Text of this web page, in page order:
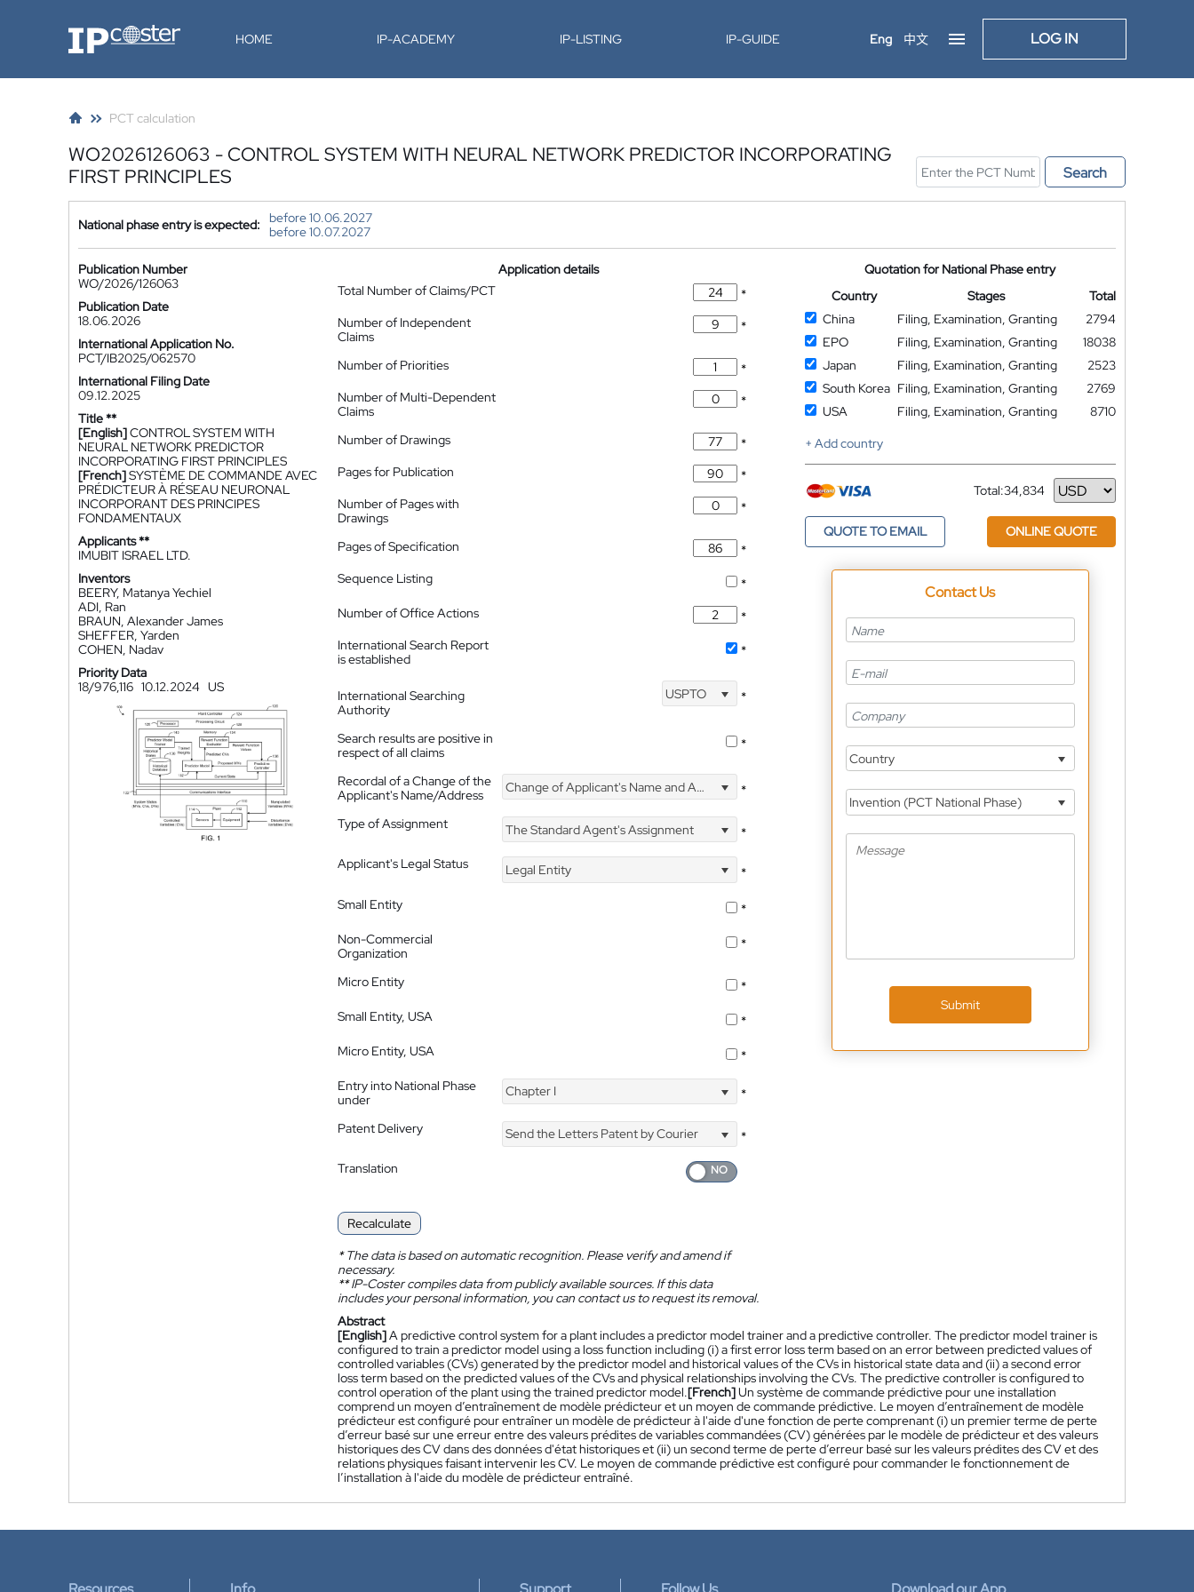
IP-Coster HOME IP-ACADEMY IP-LISTING IP-GUIDE Eng 中文 LOG IN
PCT calculation
WO2026126063 - CONTROL SYSTEM WITH NEURAL NETWORK PREDICTOR INCORPORATING
FIRST PRINCIPLES
Search
National phase entry is expected:
before 10.06.2027
before 10.07.2027
Publication Number
WO/2026/126063
Publication Date
18.06.2026
International Application No.
PCT/IB2025/062570
International Filing Date
09.12.2025
Title **
[English]CONTROL SYSTEM WITH
NEURAL NETWORK PREDICTOR
INCORPORATING FIRST PRINCIPLES
[French]SYSTÈME DE COMMANDE AVEC
PRÉDICTEUR À RÉSEAU NEURONAL
INCORPORANT DES PRINCIPES
FONDAMENTAUX
Applicants **
IMUBIT ISRAEL LTD.
Inventors
BEERY, Matanya Yechiel
ADI, Ran
BRAUN, Alexander James
SHEFFER, Yarden
COHEN, Nadav
Priority Data
18/976,116 10.12.2024 US
Application details
Total Number of Claims/PCT
*
Number of Independent
Claims
*
Number of Priorities
*
Number of Multi-Dependent
Claims
*
Number of Drawings
*
Pages for Publication
*
Number of Pages with
Drawings
*
Pages of Specification
*
Sequence Listing
*
Number of Office Actions
*
International Search Report
is established
*
International Searching
Authority
USPTO *
Search results are positive in
respect of all claims
*
Recordal of a Change of the
Applicant's Name/Address
Change of Applicant's Name and Address *
Type of Assignment The Standard Agent's Assignment
*
Applicant's Legal Status
Legal Entity
*
Small Entity
*
Non-Commercial
Organization
*
Micro Entity
*
Small Entity, USA
*
Micro Entity, USA
*
Entry into National Phase
under
Chapter I *
Patent Delivery Send the Letters Patent by Courier
*
Translation
Recalculate
*The data is based on automatic recognition. Please verify and amend if
necessary.
**IP-Coster compiles data from publicly available sources. If this data
includes your personal information, you can contact us to request its removal.
Quotation for National Phase entry
Country
Stages
Total
China
Filing, Examination, Granting
2794
EPO
Filing, Examination, Granting
18038
Japan
Filing, Examination, Granting
2523
South Korea Filing, Examination, Granting
2769
USA
Filing, Examination, Granting
8710
+ Add country
Total:34,834
Currency
QUOTE TO EMAIL ONLINE QUOTE
Contact Us
Country
Invention (PCT National Phase)
Submit
Abstract
[English]A predictive control system for a plant includes a predictor model trainer and a predictive controller. The predictor model trainer is
configured to train a predictor model using a loss function including (i) a first error loss term based on an error between predicted values of
controlled variables (CVs) generated by the predictor model and historical values of the CVs in historical state data and (ii) a second error
loss term based on the predicted values of the CVs and physical relationships involving the CVs. The predictive controller is configured to
control operation of the plant using the trained predictor model.[French]Un système de commande prédictive pour une installation
comprend un moyen d’entraînement de modèle prédicteur et un moyen de commande prédictive. Le moyen d’entraînement de modèle
prédicteur est configuré pour entraîner un modèle de prédicteur à l'aide d'une fonction de perte comprenant (i) un premier terme de perte
d’erreur basé sur une erreur entre des valeurs prédites de variables commandées (CV) générées par le modèle de prédicteur et des valeurs
historiques des CV dans des données d'état historiques et (ii) un second terme de perte d’erreur basé sur les valeurs prédites des CV et des
relations physiques faisant intervenir les CV. Le moyen de commande prédictive est configuré pour commander le fonctionnement de
l’installation à l'aide du modèle de prédicteur entraîné.